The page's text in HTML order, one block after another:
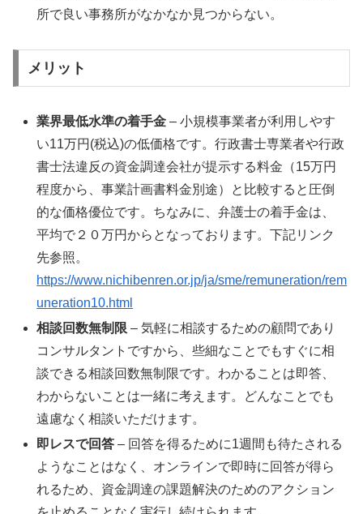
所で良い事務所がなかなか見つからない。
メリット
業界最低水準の着手金 – 小規模事業者が利用しやす
い11万円(税込)の低価格です。行政書士専業者や行政
書士法違反の資金調達会社が提示する料金（15万円
程度から、事業計画書料金別途）と比較すると圧倒
的な価格優位です。ちなみに、弁護士の着手金は、
平均で２０万円からとなっております。下記リンク
先参照。
https://www.nichibenren.or.jp/ja/sme/remuneration/rem
uneration10.html
相談回数無制限 – 気軽に相談するための顧問であり
コンサルタントですから、些細なことでもすぐに相
談できる相談回数無制限です。わかることは即答、
わからないことは一緒に考えます。どんなことでも
遠慮なく相談いただけます。
即レスで回答 – 回答を得るために1週間も待たされる
ようなことはなく、オンラインで即時に回答が得ら
れるため、資金調達の課題解決のためのアクション